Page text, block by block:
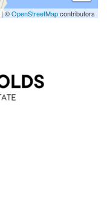
| ©OpenStreetMapcontributors